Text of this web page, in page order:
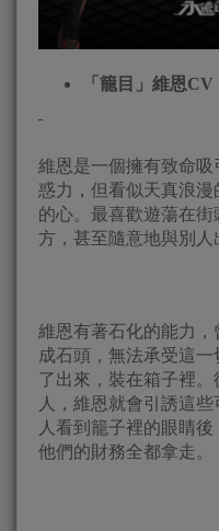
「籠目」維恩CV
維恩是一個擁有致命
惑力，但看似天真浪
的心。最喜歡遊蕩在
方，甚至隨意地與別人
維恩有著石化的能力
成石頭，無法承受這
了出來，裝在箱子裡
人，維恩就會引誘這
人看到籠子裡的眼睛
他們的財務全都拿走。